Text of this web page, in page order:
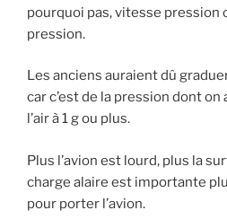
pourquoi pas, vitesse pression
pression.
Les anciens auraient dû
car c’est de la pression dont
l’air à 1 g ou plus.
Plus l’avion est lourd, plus la
charge alaire est importante
pour porter l’avion.